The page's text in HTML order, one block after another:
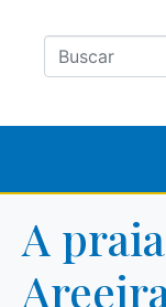
A